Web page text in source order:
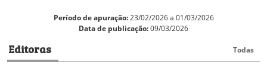
Período de apuração:23/02/2026 a 01/03/2026
Data de publicação:09/03/2026
Editoras Todas